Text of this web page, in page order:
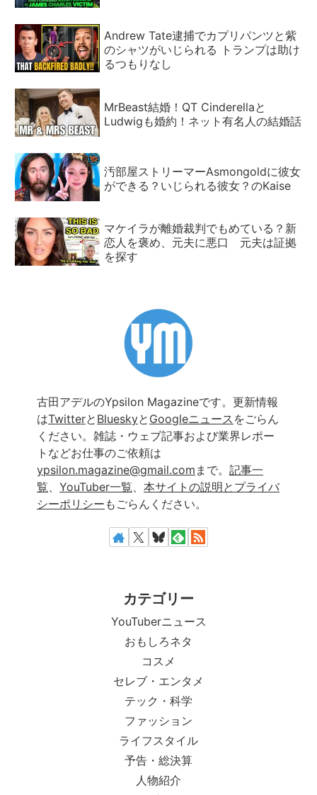
Andrew Tate逮捕でカプリパンツと紫
のシャツがいじられる トランプは助け
るつもりなし
MrBeast結婚！QT Cinderellaと
Ludwigも婚約！ネット有名人の結婚話
汚部屋ストリーマーAsmongoldに彼女
ができる？いじられる彼女？のKaise
マケイラが離婚裁判でもめている？新
恋人を褒め、元夫に悪口 元夫は証拠
を探す
古田アデルのYpsilon Magazineです。更新情報
はTwitterと Blueskyと Googleニュース をごらん
ください。雑誌・ウェブ記事および業界レポー
トなどお仕事のご依頼は
ypsilon.magazine@gmail.com まで。 記事一
覧
YouTuber一覧
本サイトの説明とプライバ
シーポリシー もごらんください。
カテゴリー
YouTuberニュース
おもしろネタ
コスメ
セレブ・エンタメ
テック・科学
ファッション
ライフスタイル
予告・総決算
人物紹介